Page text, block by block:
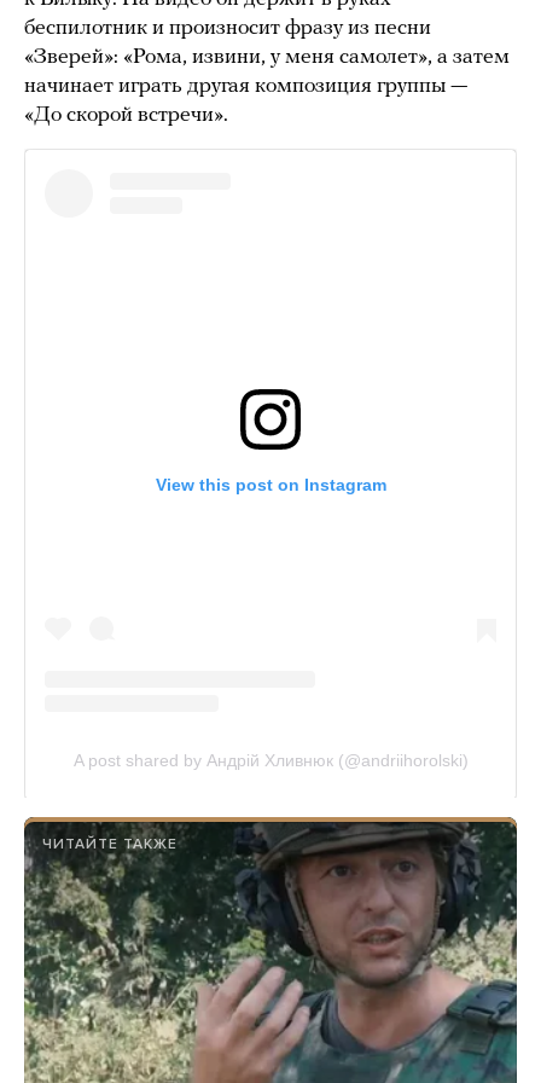
беспилотник и произносит фразу из песни
«Зверей»: «Рома, извини, у меня самолет», а затем
начинает играть другая композиция группы —
«До скорой встречи».
ЧИТАЙТЕ ТАКЖЕ